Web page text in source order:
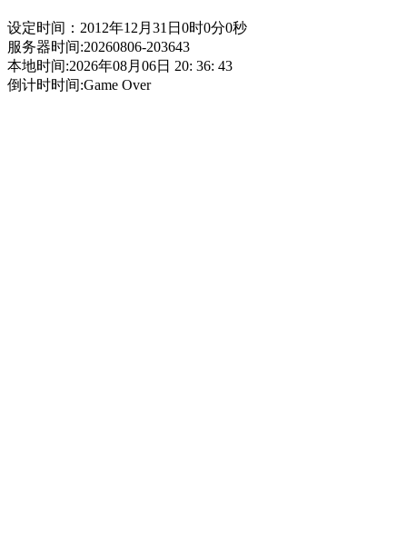
设定时间：2012年12月31日0时0分0秒
服务器时间:20260806-203643
本地时间:2026年08月06日 20: 36: 43
倒计时时间:Game Over